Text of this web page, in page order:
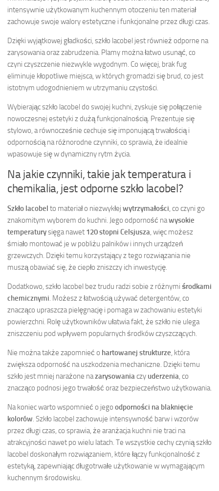
intensywnie użytkowanym kuchennym otoczeniu ten materiał
zachowuje swoje walory estetyczne i funkcjonalne przez długi czas.
Dzięki wyjątkowej gładkości, szkło lacobel jest również odporne na
zarysowania oraz zabrudzenia. Plamy można łatwo usunąć, co
czyni czyszczenie niezwykle wygodnym. Co więcej, brak fug
eliminuje kłopotliwe miejsca, w których gromadzi się brud, co jest
istotnym udogodnieniem w utrzymaniu czystości.
Wybierając szkło lacobel do swojej kuchni, zyskuje się połączenie
nowoczesnej estetyki z dużą funkcjonalnością. Prezentuje się
stylowo, a równocześnie cechuje się imponującą trwałością i
odpornością na różnorodne czynniki, co sprawia, że idealnie
wpasowuje się w dynamiczny rytm życia.
Na jakie czynniki, takie jak temperatura i
chemikalia, jest odporne szkło lacobel?
Szkło lacobel to materiał o niezwykłej wytrzymałości, co czyni go
znakomitym wyborem do kuchni. Jego odporność nawysokie
temperaturysięga nawet 120 stopni Celsjusza, więc możesz
śmiało montować je w pobliżu palników i innych urządzeń
grzewczych. Dzięki temu korzystający z tego rozwiązania nie
muszą obawiać się, że ciepło zniszczy ich inwestycję.
Dodatkowo, szkło lacobel bez trudu radzi sobie z różnymi środkami
chemicznymi. Możesz z łatwością używać detergentów, co
znacząco upraszcza pielęgnację i pomaga w zachowaniu estetyki
powierzchni. Rolę użytkowników ułatwia fakt, że szkło nie ulega
zniszczeniu pod wpływem popularnych środków czyszczących.
Nie można także zapomnieć o hartowanej strukturze, która
zwiększa odporność na uszkodzenia mechaniczne. Dzięki temu
szkło jest mniej narażone nazarysowaniaczy uderzenia, co
znacząco podnosi jego trwałość oraz bezpieczeństwo użytkowania.
Na koniec warto wspomnieć o jego odporności na blaknięcie
kolorów. Szkło lacobel zachowuje intensywność barw i wzorów
przez długi czas, co sprawia, że aranżacja kuchni nie traci na
atrakcyjności nawet po wielu latach. Te wszystkie cechy czynią szkło
lacobel doskonałym rozwiązaniem, które łączy funkcjonalność z
estetyką, zapewniając długotrwałe użytkowanie w wymagającym
kuchennym środowisku.